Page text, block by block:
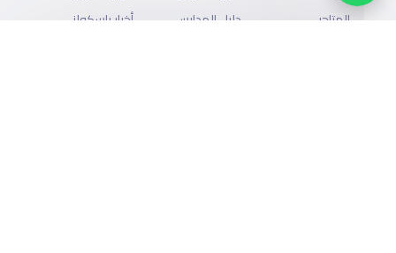
المتاجر
دليل المدارس
أخبار ياسكولز